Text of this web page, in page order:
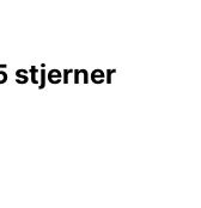
stjerner